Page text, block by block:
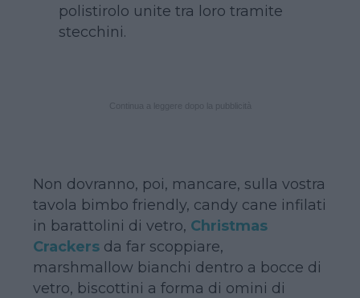
polistirolo unite tra loro tramite
stecchini.
Non dovranno, poi, mancare, sulla vostra
tavola bimbo friendly, candy cane infilati
in barattolini di vetro, Christmas
Crackersda far scoppiare,
marshmallow bianchi dentro a bocce di
vetro, biscottini a forma di omini di